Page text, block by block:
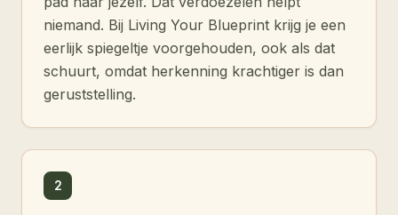
niemand. Bij Living Your Blueprint krijg je een
eerlijk spiegeltje voorgehouden, ook als dat
schuurt, omdat herkenning krachtiger is dan
geruststelling.
2